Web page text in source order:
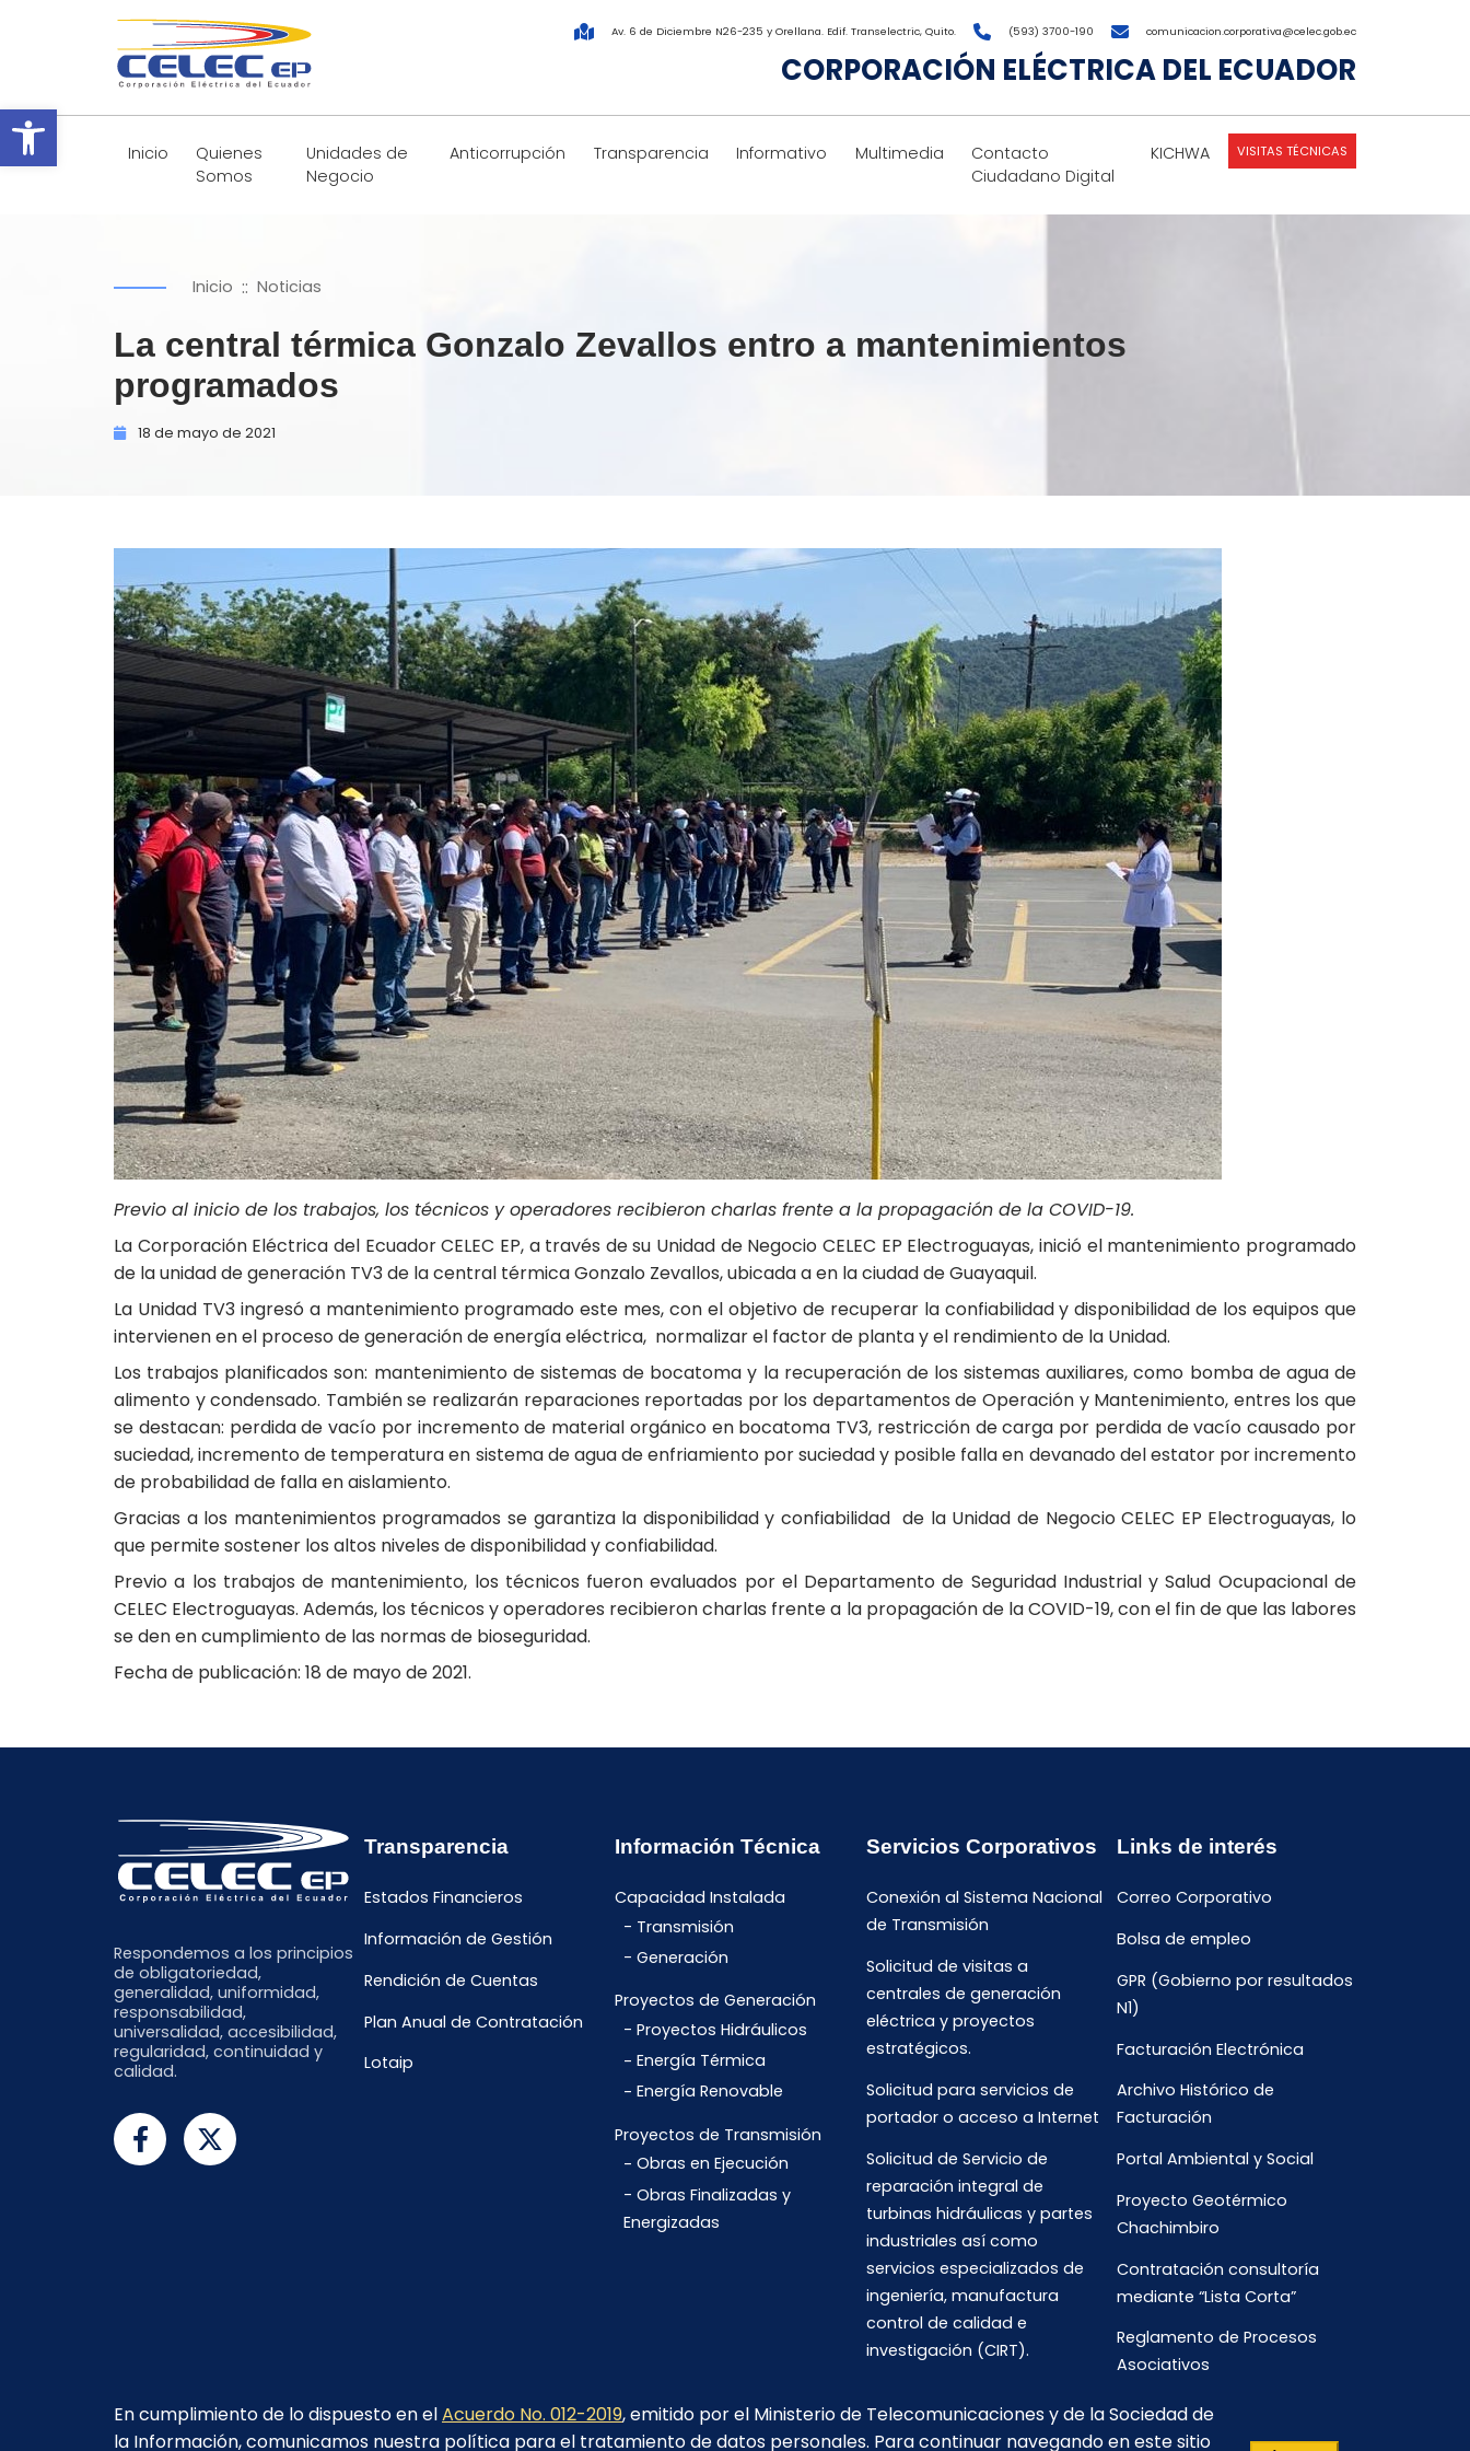
Abrir barra de herramientas
Av. 6 de Diciembre N26-235 y Orellana. Edif. Transelectric, Quito. (593) 3700-190 comunicacion.corporativa@celec.gob.ec
CORPORACIÓN ELÉCTRICA DEL ECUADOR
Inicio
Quienes
Somos
Unidades de
Negocio
Anticorrupción Transparencia Informativo Multimedia
Contacto
Ciudadano Digital
KICHWA VISITAS TÉCNICAS
Inicio :: Noticias
La central térmica Gonzalo Zevallos entro a mantenimientos
programados
18 de mayo de 2021
Previo al inicio de los trabajos, los técnicos y operadores recibieron charlas frente a la propagación de la COVID-19.
La Corporación Eléctrica del Ecuador CELEC EP, a través de su Unidad de Negocio CELEC EP Electroguayas, inició el mantenimiento programado
de la unidad de generación TV3 de la central térmica Gonzalo Zevallos, ubicada a en la ciudad de Guayaquil.
La Unidad TV3 ingresó a mantenimiento programado este mes, con el objetivo de recuperar la confiabilidad y disponibilidad de los equipos que
intervienen en el proceso de generación de energía eléctrica, normalizar el factor de planta y el rendimiento de la Unidad.
Los trabajos planificados son: mantenimiento de sistemas de bocatoma y la recuperación de los sistemas auxiliares, como bomba de agua de
alimento y condensado. También se realizarán reparaciones reportadas por los departamentos de Operación y Mantenimiento, entres los que
se destacan: perdida de vacío por incremento de material orgánico en bocatoma TV3, restricción de carga por perdida de vacío causado por
suciedad, incremento de temperatura en sistema de agua de enfriamiento por suciedad y posible falla en devanado del estator por incremento
de probabilidad de falla en aislamiento.
Gracias a los mantenimientos programados se garantiza la disponibilidad y confiabilidad de la Unidad de Negocio CELEC EP Electroguayas, lo
que permite sostener los altos niveles de disponibilidad y confiabilidad.
Previo a los trabajos de mantenimiento, los técnicos fueron evaluados por el Departamento de Seguridad Industrial y Salud Ocupacional de
CELEC Electroguayas. Además, los técnicos y operadores recibieron charlas frente a la propagación de la COVID-19, con el fin de que las labores
se den en cumplimiento de las normas de bioseguridad.
Fecha de publicación: 18 de mayo de 2021.
Respondemos a los principios
de obligatoriedad,
generalidad, uniformidad,
responsabilidad,
universalidad, accesibilidad,
regularidad, continuidad y
calidad.
Transparencia
Estados Financieros
Información de Gestión
Rendición de Cuentas
Plan Anual de Contratación
Lotaip
Información Técnica
Capacidad Instalada
Transmisión
Generación
Proyectos de Generación
Proyectos Hidráulicos
Energía Térmica
Energía Renovable
Proyectos de Transmisión
Obras en Ejecución
Obras Finalizadas y
Energizadas
Servicios Corporativos
Conexión al Sistema Nacional
de Transmisión
Solicitud de visitas a
centrales de generación
eléctrica y proyectos
estratégicos.
Solicitud para servicios de
portador o acceso a Internet
Solicitud de Servicio de
reparación integral de
turbinas hidráulicas y partes
industriales así como
servicios especializados de
ingeniería, manufactura
control de calidad e
investigación (CIRT).
Links de interés
Correo Corporativo
Bolsa de empleo
GPR (Gobierno por resultados
N1)
Facturación Electrónica
Archivo Histórico de
Facturación
Portal Ambiental y Social
Proyecto Geotérmico
Chachimbiro
Contratación consultoría
mediante “Lista Corta”
Reglamento de Procesos
Asociativos
En cumplimiento de lo dispuesto en elAcuerdo No. 012-2019, emitido por el Ministerio de Telecomunicaciones y de la Sociedad de
la Información, comunicamos nuestra política para el tratamiento de datos personales. Para continuar navegando en este sitio